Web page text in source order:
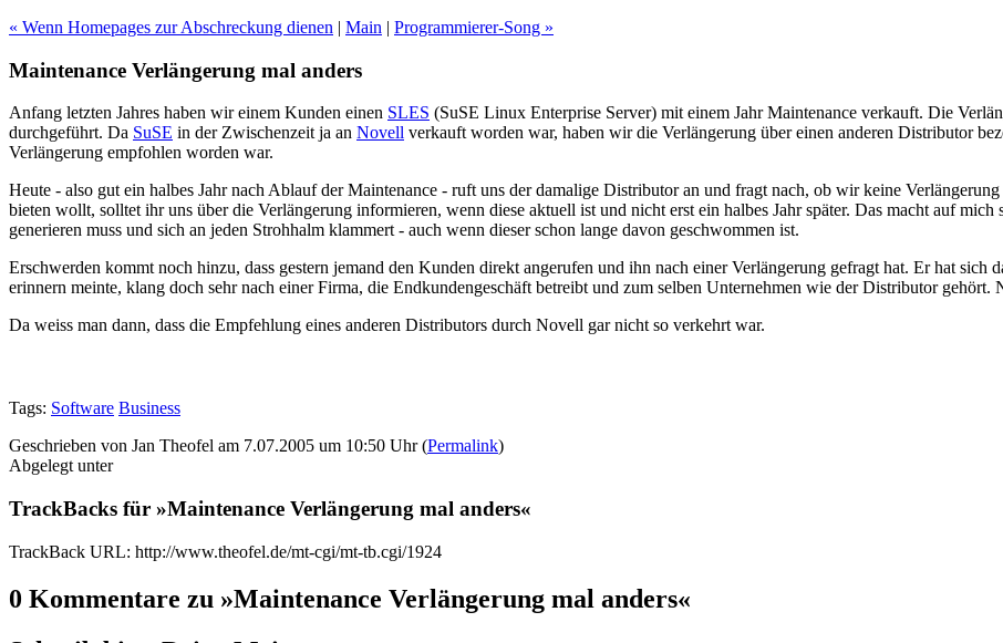
« Wenn Homepages zur Abschreckung dienen | Main | Programmierer-Song »
Maintenance Verlängerung mal anders
Anfang letzten Jahres haben wir einem Kunden einen SLES (SuSE Linux Enterprise Server) mit einem Jahr Maintenance verkauft. Die
durchgeführt. Da SuSE in der Zwischenzeit ja an Novell verkauft worden war, haben wir die Verlängerung über einen anderen Distributor
Verlängerung empfohlen worden war.
Heute - also gut ein halbes Jahr nach Ablauf der Maintenance - ruft uns der damalige Distributor an und fragt nach, ob wir keine
bieten wollt, solltet ihr uns über die Verlängerung informieren, wenn diese aktuell ist und nicht erst ein halbes Jahr später. Das macht auf
generieren muss und sich an jeden Strohhalm klammert - auch wenn dieser schon lange davon geschwommen ist.
Erschwerden kommt noch hinzu, dass gestern jemand den Kunden direkt angerufen und ihn nach einer Verlängerung gefragt hat. Er hat sich
erinnern meinte, klang doch sehr nach einer Firma, die Endkundengeschäft betreibt und zum selben Unternehmen wie der Distributor
Da weiss man dann, dass die Empfehlung eines anderen Distributors durch Novell gar nicht so verkehrt war.
Tags: Software Business
Geschrieben von Jan Theofel am 7.07.2005 um 10:50 Uhr (Permalink)
Abgelegt unter
TrackBacks für »Maintenance Verlängerung mal anders«
TrackBack URL: http://www.theofel.de/mt-cgi/mt-tb.cgi/1924
0 Kommentare zu »Maintenance Verlängerung mal anders«